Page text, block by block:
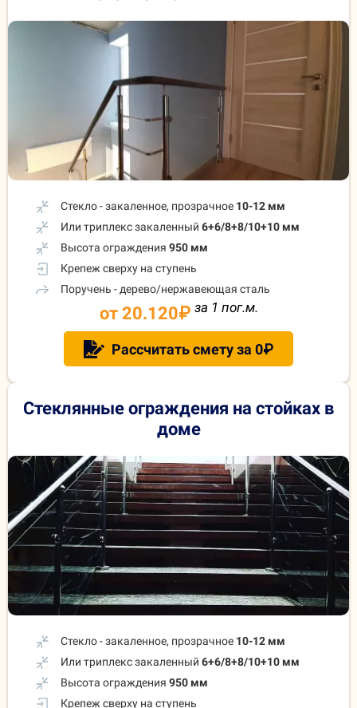
Стекло - закаленное, прозрачное 10-12 мм
Или триплекс закаленный 6+6/8+8/10+10 мм
Высота ограждения 950 мм
Крепеж сверху на ступень
Поручень - дерево/нержавеющая сталь
от 20.120₽ за 1 пог.м.
Рассчитать смету за 0₽
Стеклянные ограждения на стойках в
доме
Стекло - закаленное, прозрачное 10-12 мм
Или триплекс закаленный 6+6/8+8/10+10 мм
Высота ограждения 950 мм
Крепеж сверху на ступень